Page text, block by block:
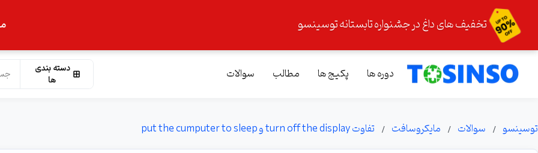
تخفیف های داغ در جشنواره تابستانه توسینسو
دوره ها پکیج ها مطالب سوالات
دسته بندی
ها
توسینسو سوالات مایکروسافت تفاوت turn off the display و put the cumputer to sleep